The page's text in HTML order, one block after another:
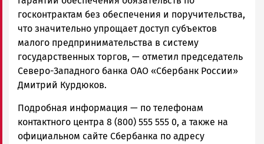
госконтрактам без обеспечения и поручительства,
что значительно упрощает доступ субъектов
малого предпринимательства в систему
государственных торгов, — отметил председатель
Северо-Западного банка ОАО «Сбербанк России»
Дмитрий Курдюков.
Подробная информация — по телефонам
контактного центра 8 (800) 555 555 0, а также на
официальном сайте Сбербанка по адресу